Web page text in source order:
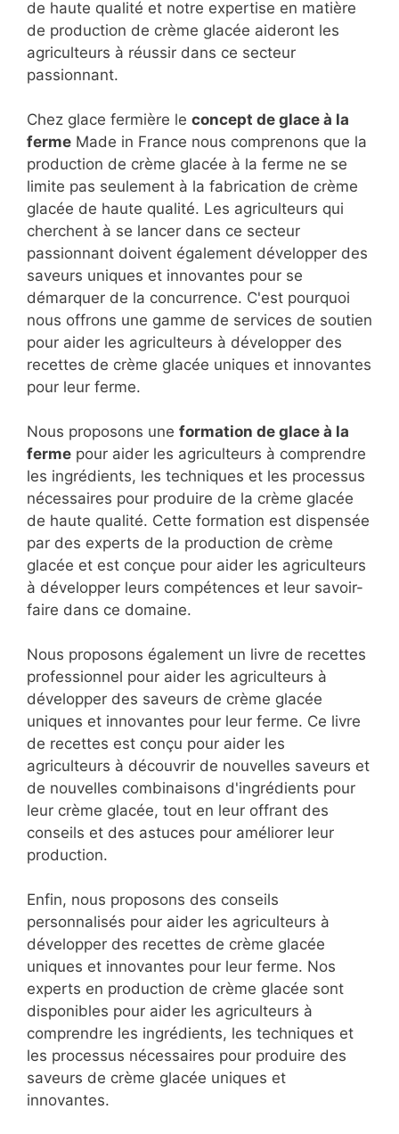
de haute qualité et notre expertise en matière
de production de crème glacée aideront les
agriculteurs à réussir dans ce secteur
passionnant.
Chez glace fermière le concept de glace à la
ferme Made in France nous comprenons que la
production de crème glacée à la ferme ne se
limite pas seulement à la fabrication de crème
glacée de haute qualité. Les agriculteurs qui
cherchent à se lancer dans ce secteur
passionnant doivent également développer des
saveurs uniques et innovantes pour se
démarquer de la concurrence. C'est pourquoi
nous offrons une gamme de services de soutien
pour aider les agriculteurs à développer des
recettes de crème glacée uniques et innovantes
pour leur ferme.
Nous proposons une formation de glace à la
ferme pour aider les agriculteurs à comprendre
les ingrédients, les techniques et les processus
nécessaires pour produire de la crème glacée
de haute qualité. Cette formation est dispensée
par des experts de la production de crème
glacée et est conçue pour aider les agriculteurs
à développer leurs compétences et leur savoir-
faire dans ce domaine.
Nous proposons également un livre de recettes
professionnel pour aider les agriculteurs à
développer des saveurs de crème glacée
uniques et innovantes pour leur ferme. Ce livre
de recettes est conçu pour aider les
agriculteurs à découvrir de nouvelles saveurs et
de nouvelles combinaisons d'ingrédients pour
leur crème glacée, tout en leur offrant des
conseils et des astuces pour améliorer leur
production.
Enfin, nous proposons des conseils
personnalisés pour aider les agriculteurs à
développer des recettes de crème glacée
uniques et innovantes pour leur ferme. Nos
experts en production de crème glacée sont
disponibles pour aider les agriculteurs à
comprendre les ingrédients, les techniques et
les processus nécessaires pour produire des
saveurs de crème glacée uniques et
innovantes.